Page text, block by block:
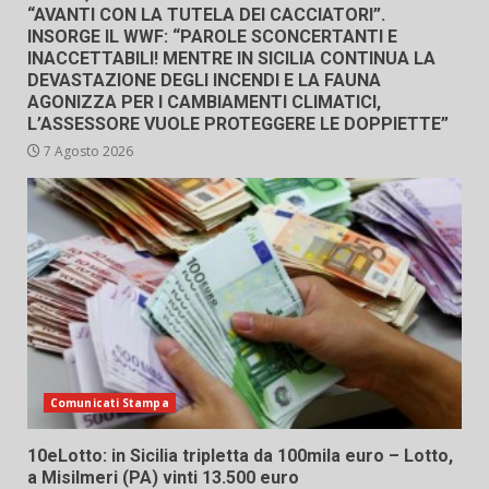
“AVANTI CON LA TUTELA DEI CACCIATORI”.
INSORGE IL WWF: “PAROLE SCONCERTANTI E
INACCETTABILI! MENTRE IN SICILIA CONTINUA LA
DEVASTAZIONE DEGLI INCENDI E LA FAUNA
AGONIZZA PER I CAMBIAMENTI CLIMATICI,
L’ASSESSORE VUOLE PROTEGGERE LE DOPPIETTE”
7 Agosto 2026
Comunicati Stampa
10eLotto: in Sicilia tripletta da 100mila euro – Lotto,
a Misilmeri (PA) vinti 13.500 euro